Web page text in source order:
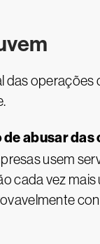
operações
abusar
usem
cada vez